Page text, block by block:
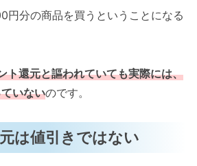
円分の商品を買うということになる
ト還元と謳われていても実際には、
いないのです。
は値引きではない